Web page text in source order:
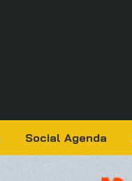
Social Agenda